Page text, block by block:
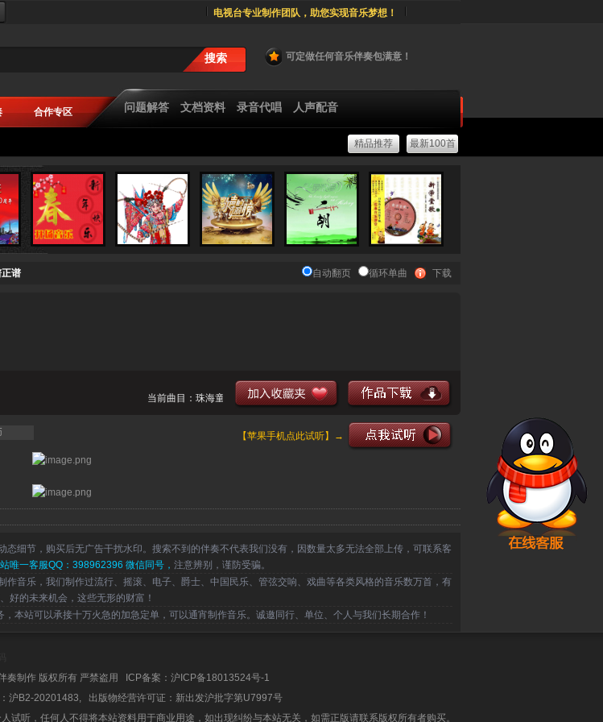
电视台专业制作团队，助您实现音乐梦想！
可定做任何音乐伴奏包满意！
合作专区 问题解答 文档资料 录音代唱 人声配音
精品推荐 最新100首
自动翻页 循环单曲 下载
谱
当前曲目：珠海童年树童声合唱团 - 会开花的云 乐队伴奏 合唱简谱钢琴五线谱正谱。
【苹果手机点此试听】→
态细节，购买后无广告干扰水印。搜索不到的伴奏不代表我们没有，因数量太多无法全部上传，可联系客
唯一客服QQ：398962396 微信同号， 注意辨别，谨防受骗。
音乐，我们制作过流行、摇滚、电子、爵士、中国民乐、管弦交响、戏曲等各类风格的音乐数万首，有
好的未来机会，这些无形的财富！
站可以承接十万火急的加急定单，可以通宵制作音乐。诚邀同行、单位、个人与我们长期合作！
奏制作 版权所有 严禁盗用 ICP备案： 沪ICP备18013524号-1
沪B2-20201483, 出版物经营许可证：新出发沪批字第U7997号
听，任何人不得将本站资料用于商业用途，如出现纠纷与本站无关，如需正版请联系版权所有者购买。